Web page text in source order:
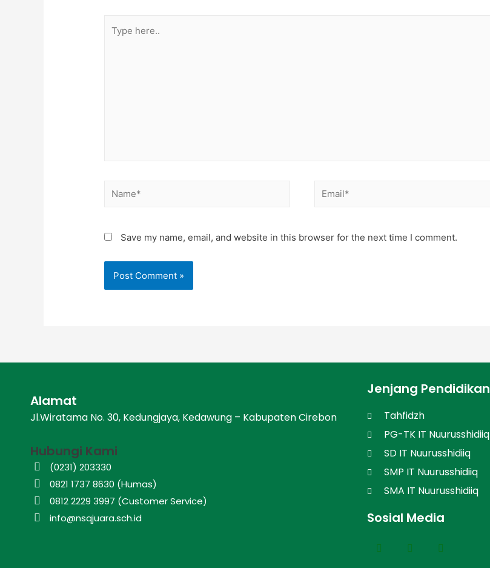
Save my name, email, and website in this browser for the next time I comment.
Alamat
Jl.Wiratama No. 30, Kedungjaya, Kedawung – Kabupaten Cirebon
Hubungi Kami
(0231) 203330
0821 1737 8630 (Humas)
0812 2229 3997 (Customer Service)
info@nsqjuara.sch.id
Jenjang Pendidikan
Tahfidzh
PG-TK IT Nuurusshidiiq
SD IT Nuurusshidiiq
SMP IT Nuurusshidiiq
SMA IT Nuurusshidiiq
Sosial Media